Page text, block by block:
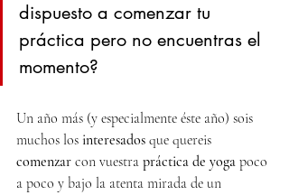
dispuesto a comenzar tu
práctica pero no encuentras el
momento?
Un año más (y especialmente éste año) sois
muchos los interesados que quereis
comenzar con vuestra práctica de yoga poco
a poco y bajo la atenta mirada de un